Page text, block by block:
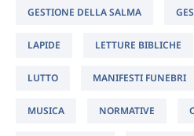
GESTIONE DELLA SALMA
LAPIDE LETTURE BIBLICHE
LUTTO MANIFESTI FUNEBRI
MUSICA NORMATIVE